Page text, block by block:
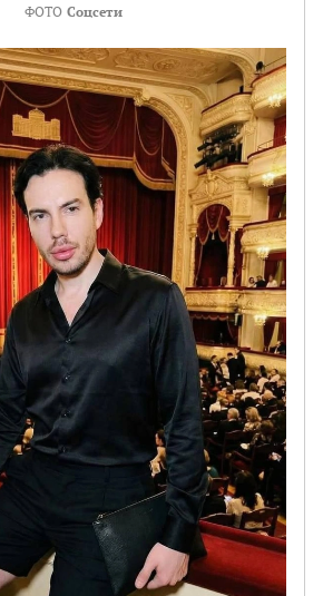
ФОТО Соцсети